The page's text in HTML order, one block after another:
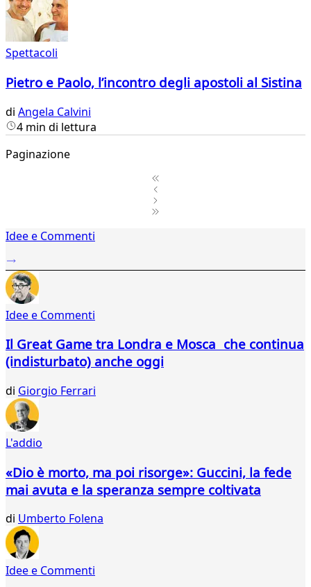
Spettacoli
Pietro e Paolo, l’incontro degli apostoli al Sistina
di Angela Calvini
4 min di lettura
Paginazione
2Idee e Commenti
Idee e Commenti
Il Great Game tra Londra e Mosca che continua
(indisturbato) anche oggi
di Giorgio Ferrari
L'addio
«Dio è morto, ma poi risorge»: Guccini, la fede
mai avuta e la speranza sempre coltivata
di Umberto Folena
Idee e Commenti